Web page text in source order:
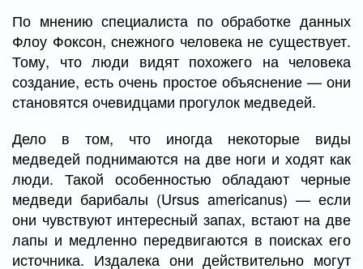
По мнению специалиста по обработке данных
Флоу Фоксон, снежного человека не существует.
Тому, что люди видят похожего на человека
создание, есть очень простое объяснение — они
становятся очевидцами прогулок медведей.
Дело в том, что иногда некоторые виды
медведей поднимаются на две ноги и ходят как
люди. Такой особенностью обладают черные
медведи барибалы (Ursus americanus) — если
они чувствуют интересный запах, встают на две
лапы и медленно передвигаются в поисках его
источника. Издалека они действительно могут